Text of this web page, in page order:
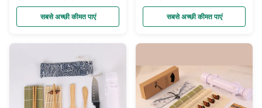
सबसे अच्छी कीमत पाएं सबसे अच्छी कीमत पाएं